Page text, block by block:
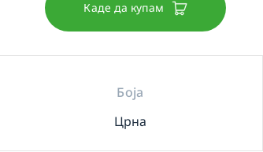
Каде да купам
Боја
Црна